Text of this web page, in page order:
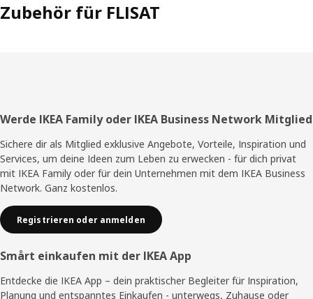
Zubehör für FLISAT
Fußzeile
Werde IKEA Family oder IKEA Business Network Mitglied
Sichere dir als Mitglied exklusive Angebote, Vorteile, Inspiration und
Services, um deine Ideen zum Leben zu erwecken - für dich privat
mit IKEA Family oder für dein Unternehmen mit dem IKEA Business
Network. Ganz kostenlos.
Registrieren oder anmelden
Smårt einkaufen mit der IKEA App
Entdecke die IKEA App – dein praktischer Begleiter für Inspiration,
Planung und entspanntes Einkaufen - unterwegs, Zuhause oder